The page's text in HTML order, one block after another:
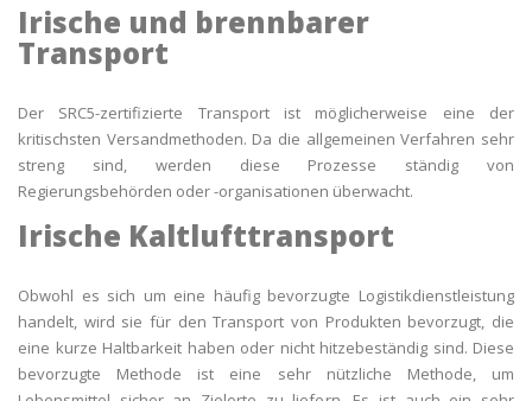
Irische und brennbarer
Transport
Der SRC5-zertifizierte Transport ist möglicherweise eine der
kritischsten Versandmethoden. Da die allgemeinen Verfahren sehr
streng sind, werden diese Prozesse ständig von
Regierungsbehörden oder -organisationen überwacht.
Irische Kaltlufttransport
Obwohl es sich um eine häufig bevorzugte Logistikdienstleistung
handelt, wird sie für den Transport von Produkten bevorzugt, die
eine kurze Haltbarkeit haben oder nicht hitzebeständig sind. Diese
bevorzugte Methode ist eine sehr nützliche Methode, um